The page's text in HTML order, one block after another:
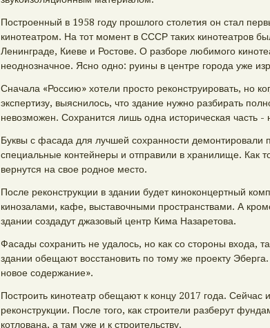
Построенный в 1958 году прошлого столетия он стал
кинотеатром. На тот момент в СССР таких кинотеатров
Ленинграде, Киеве и Ростове. О разборе любимого
неоднозначное. Ясно одно: руины в центре города уже
Сначала «Россию» хотели просто реконструировать, но
экспертизу, выяснилось, что здание нужно разбирать
невозможен. Сохранится лишь одна историческая часть -
Буквы с фасада для лучшей сохранности демонтировали
специальные контейнеры и отправили в хранилище. Как
вернутся на свое родное место.
После реконструкции в здании будет киноконцертный
кинозалами, кафе, выставочными пространствами. А
здании создадут джазовый центр Кима Назаретова.
Фасады сохранить не удалось, но как со стороны входа,
здании обещают восстановить по тому же проекту
новое содержание».
Построить кинотеатр обещают к концу 2017 года. Сейчас
реконструкции. После того, как строители разберут
котлована, а там уже и к строительству.